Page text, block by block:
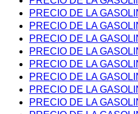
PRECIO DE LA
PRECIO DE LA
PRECIO DE LA
PRECIO DE LA
PRECIO DE LA
PRECIO DE LA
PRECIO DE LA
PRECIO DE LA